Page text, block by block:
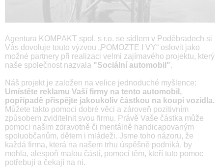
Agentura KOMPAKT spol. s r.o. se sídlem v Poděbradech si
Vás dovoluje touto výzvou „POMOZTE I VY“ oslovit jako
možné partnery při realizaci velmi zajímavého projektu, který
naše společnost nazvala "Sociální automobil".
Náš projekt je založen na velice jednoduché myšlence:
Umístěte reklamu Vaší firmy na tento automobil,
popřípadě přispějte jakoukoliv částkou na koupi vozidla.
Můžete takto pomoci dobré věci a zároveň pozitivním
způsobem zviditelnit svou firmu. Právě Vaše částka může
pomoci našim zdravotně či mentálně handicapovaným
spoluobčanům, dětem i mládeži. Jsme toho názoru, že
každá firma, která na našem trhu úspěšně podniká, by
mohla, alespoň malou částí, pomoci těm, kteří tuto pomoc
potřebují a čekají na ni.